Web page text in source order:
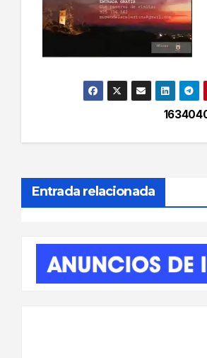
Navegación
de
entradas
Entrada relacionada